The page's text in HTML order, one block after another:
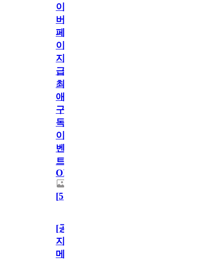
이
버
페
이
지
급!
최
애
구
독
이
벤
트
OPEN!
[5]
[공
지]
메